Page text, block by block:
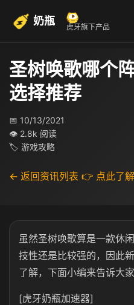
奶瓶 虎牙旗下产品
圣树唤歌哪个
选择推荐
📅 10/13/2021
👁 2.8k 阅读
🏷 游戏攻略
← 返回资讯列表 👉 点此了
虽然圣树唤歌算是一款休
技性还是比较强的，因此
了解，下面小编来告诉大
[虎牙奶瓶加速器]